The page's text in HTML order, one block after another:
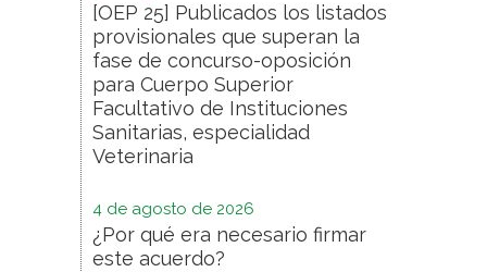
[OEP 25] Publicados los listados
provisionales que superan la
fase de concurso-oposición
para Cuerpo Superior
Facultativo de Instituciones
Sanitarias, especialidad
Veterinaria
4 de agosto de 2026
¿Por qué era necesario firmar
este acuerdo?